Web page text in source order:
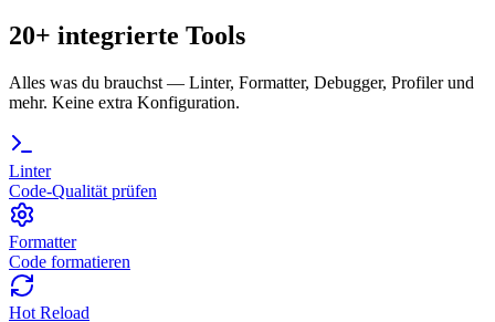
20+ integrierte Tools
Alles was du brauchst — Linter, Formatter, Debugger, Profiler und
mehr. Keine extra Konfiguration.
Linter
Code-Qualität prüfen
Formatter
Code formatieren
Hot Reload